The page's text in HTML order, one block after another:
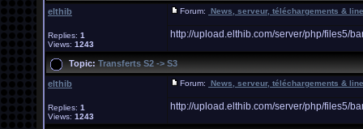
elthib
Replies: 1
Views: 1243
Forum: News, serveur, téléchargements &
http://upload.elthib.com/server/php/files5/
Topic: Transferts S2 -> S3
elthib
Replies: 1
Views: 1243
Forum: News, serveur, téléchargements &
http://upload.elthib.com/server/php/files5/